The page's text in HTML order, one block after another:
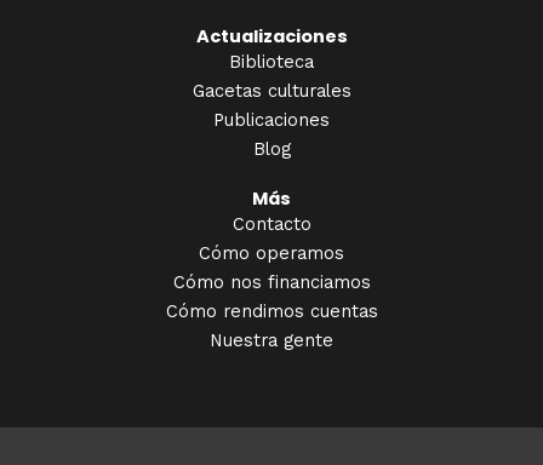
Actualizaciones
Biblioteca
Gacetas culturales
Publicaciones
Blog
Más
Contacto
Cómo operamos
Cómo nos financiamos
Cómo rendimos cuentas
Nuestra gente